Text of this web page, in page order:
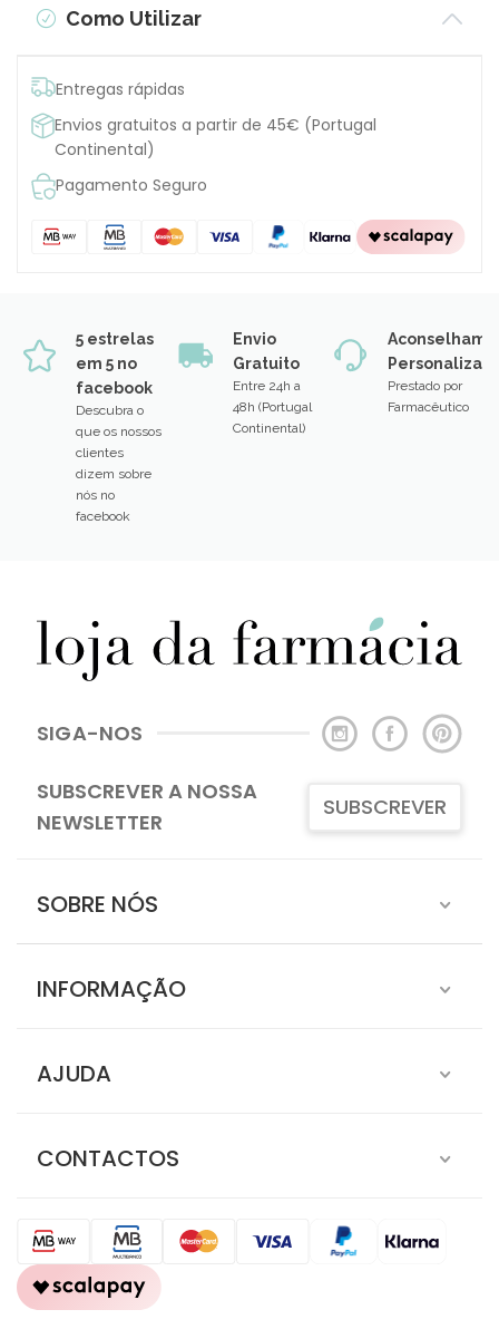
Como Utilizar
Entregas rápidas
Envios gratuitos a partir de 45€ (Portugal
Continental)
Pagamento Seguro
5 estrelas
em 5 no
facebook
Descubra o
que os nossos
clientes
dizem sobre
nós no
facebook
Envio
Gratuito
Entre 24h a
48h (Portugal
Continental)
Prestado por
Farmacêutico
SIGA-NOS
SUBSCREVER A NOSSA
NEWSLETTER
SUBSCREVER
SOBRE NÓS
INFORMAÇÃO
AJUDA
CONTACTOS